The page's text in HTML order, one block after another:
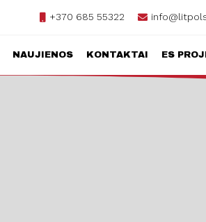
+370 685 55322
NAUJIENOS KONTAKTAI ES